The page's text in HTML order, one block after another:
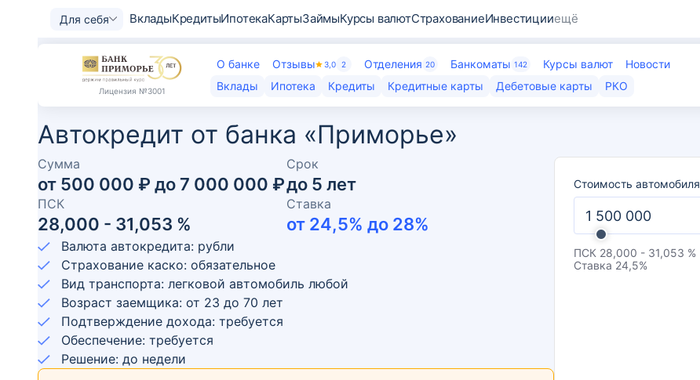
Для себя ВкладыКредитыИпотекаКартыЗаймыКурсы валютСтрахованиеИнвестицииещё
Лицензия №3001
О банке Отзывы 3,0 2 Отделения 20 Банкоматы 142 Курсы валют
Новости
Вклады
Ипотека Кредиты Кредитные карты Дебетовые карты РКО
Автокредит от банка «Приморье»
Сумма
от 500 000 ₽ до 7 000 000 ₽
Срок
до 5 лет
ПСК
28,000 - 31,053 %
Ставка
от 24,5% до 28%
Валюта автокредита: рубли
Страхование каско: обязательное
Вид транспорта: легковой автомобиль любой
Возраст заемщика: от 23 до 70 лет
Подтверждение дохода: требуется
Обеспечение: требуется
Решение: до недели
Стоимость автомобиля
ПСК 28,000 - 31,053 %
Ставка 24,5%